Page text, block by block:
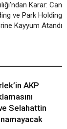
Karar: Can
ve Park Holding
Kayyum Atandı
AKP
Selahattin